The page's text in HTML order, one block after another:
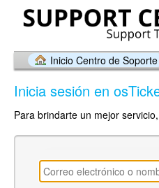
Inicio Centro de Soporte
Inicia sesión en
Para brindarte un mejor